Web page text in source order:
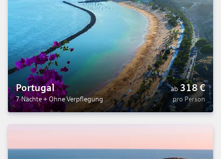
Portugal
7 Nächte+Ohne Verpflegung
ab 318€
pro Person